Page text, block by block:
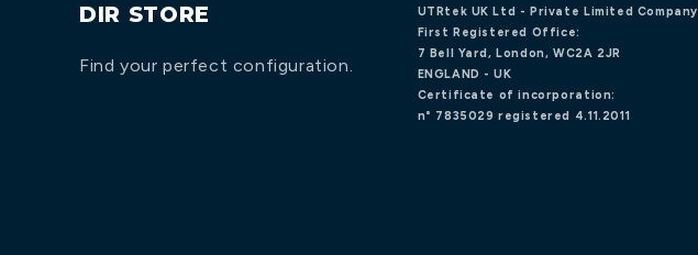
DIR STORE
Find your perfect configuration.
UTRtek UK Ltd - Private Limited Company
First Registered Office:
7 Bell Yard, London, WC2A 2JR
ENGLAND - UK
Certificate of incorporation:
n° 7835029 registered 4.11.2011